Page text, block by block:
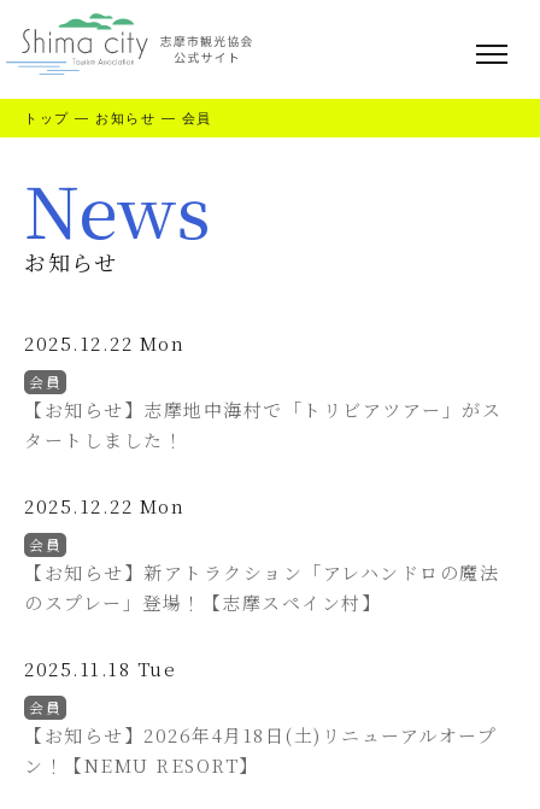
トップ — お知らせ — 会員
News
お知らせ
2025.12.22 Mon
会員
【お知らせ】志摩地中海村で「トリビアツアー」がス
タートしました！
2025.12.22 Mon
会員
【お知らせ】新アトラクション「アレハンドロの魔法
のスプレー」登場！【志摩スペイン村】
2025.11.18 Tue
会員
【お知らせ】2026年4月18日(土)リニューアルオープ
ン！【NEMU RESORT】